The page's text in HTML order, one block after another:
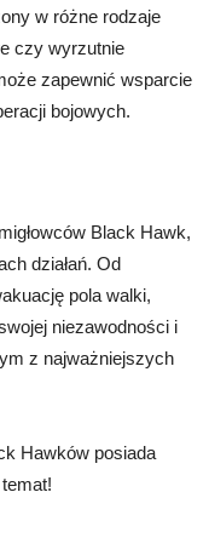
w różne rodzaje
czy wyrzutnie
zapewnić wsparcie
bojowych.
Black Hawk,
działań. Od
pola walki,
niezawodności i
z najważniejszych
Hawków posiada